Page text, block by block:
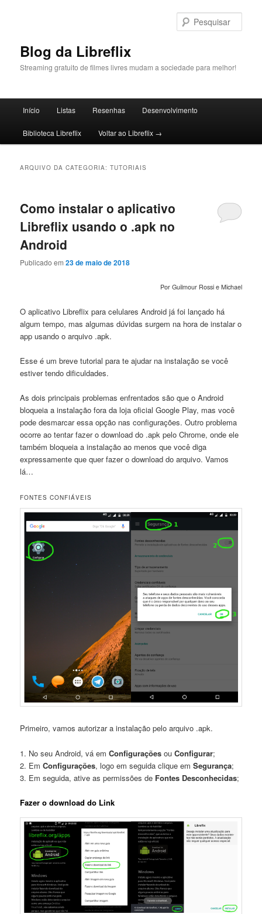
principal
secundárioBlog da Libreflix
Streaming gratuito de filmes livres mudam a sociedade para melhor!
principal
Início Listas Resenhas Desenvolvimento
Biblioteca Libreflix Voltar ao Libreflix →
ARQUIVO DA CATEGORIA:TUTORIAIS
Como instalar o aplicativo
Libreflix usando o .apk no
Android
Publicado em23 de maio de 2018
Por Guilmour Rossi e Michael
O aplicativo Libreflix para celulares Android já foi lançado há
algum tempo, mas algumas dúvidas surgem na hora de instalar o
app usando o arquivo .apk.
Esse é um breve tutorial para te ajudar na instalação se você
estiver tendo dificuldades.
As dois principais problemas enfrentados são que o Android
bloqueia a instalação fora da loja oficial Google Play, mas você
pode desmarcar essa opção nas configurações. Outro problema
ocorre ao tentar fazer o download do .apk pelo Chrome, onde ele
também bloqueia a instalação ao menos que você diga
expressamente que quer fazer o download do arquivo. Vamos
lá…
FONTES CONFIÁVEIS
Primeiro, vamos autorizar a instalação pelo arquivo .apk.
1. No seu Android, vá emConfigurações ouConfigurar;
2. EmConfigurações, logo em seguida clique emSegurança;
3. Em seguida, ative as permissões de Fontes Desconhecidas;
Fazer o download do Link